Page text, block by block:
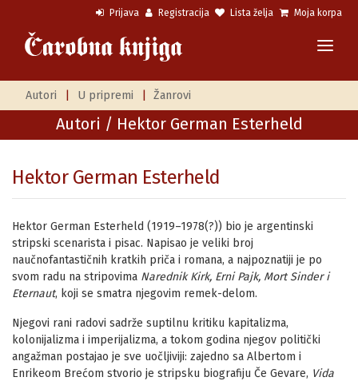
Prijava Registracija Lista želja Moja korpa
Autori U pripremi Žanrovi
Autori / Hektor German Esterheld
Hektor German Esterheld
Hektor German Esterheld (1919–1978(?)) bio je argentinski
stripski scenarista i pisac. Napisao je veliki broj
naučnofantastičnih kratkih priča i romana, a najpoznatiji je po
svom radu na stripovima Narednik Kirk, Erni Pajk, Mort Sinder i
Eternaut, koji se smatra njegovim remek-delom.
Njegovi rani radovi sadrže suptilnu kritiku kapitalizma,
kolonijalizma i imperijalizma, a tokom godina njegov politički
angažman postajao je sve uočljiviji: zajedno sa Albertom i
Enrikeom Brećom stvorio je stripsku biografiju Če Gevare, Vida